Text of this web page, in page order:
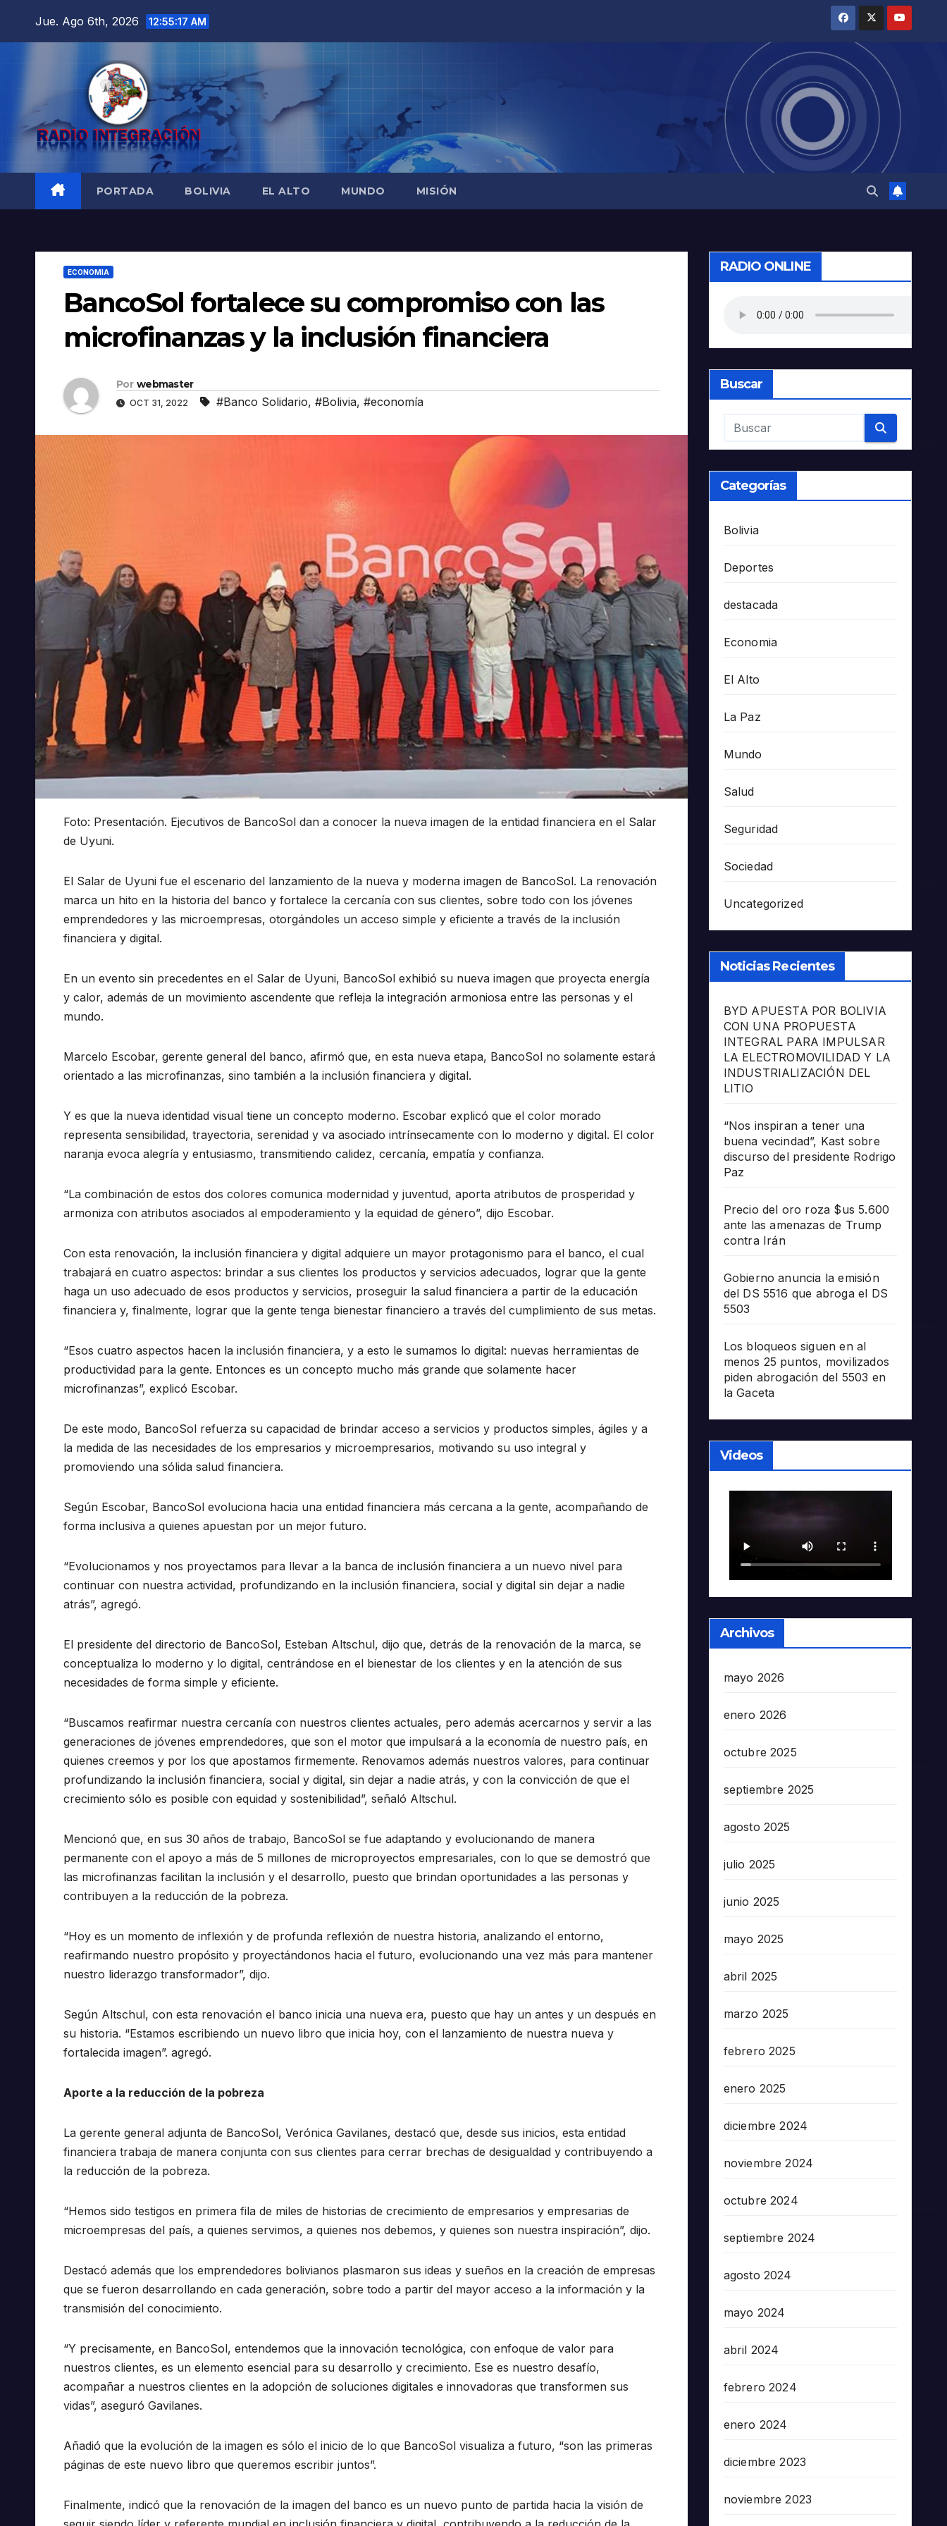
Jue. Ago 6th, 2026 12:55:18 AM
PORTADA BOLIVIA EL ALTO MUNDO MISIÓN
ECONOMIA
BancoSol fortalece su compromiso con las
microfinanzas y la inclusión financiera
Por webmaster
OCT 31, 2022 #Banco Solidario, #Bolivia, #economía
Foto: Presentación. Ejecutivos de BancoSol dan a conocer la nueva imagen de la entidad financiera en el Salar
de Uyuni.
El Salar de Uyuni fue el escenario del lanzamiento de la nueva y moderna imagen de BancoSol. La renovación
marca un hito en la historia del banco y fortalece la cercanía con sus clientes, sobre todo con los jóvenes
emprendedores y las microempresas, otorgándoles un acceso simple y eficiente a través de la inclusión
financiera y digital.
En un evento sin precedentes en el Salar de Uyuni, BancoSol exhibió su nueva imagen que proyecta energía
y calor, además de un movimiento ascendente que refleja la integración armoniosa entre las personas y el
mundo.
Marcelo Escobar, gerente general del banco, afirmó que, en esta nueva etapa, BancoSol no solamente estará
orientado a las microfinanzas, sino también a la inclusión financiera y digital.
Y es que la nueva identidad visual tiene un concepto moderno. Escobar explicó que el color morado
representa sensibilidad, trayectoria, serenidad y va asociado intrínsecamente con lo moderno y digital. El color
naranja evoca alegría y entusiasmo, transmitiendo calidez, cercanía, empatía y confianza.
“La combinación de estos dos colores comunica modernidad y juventud, aporta atributos de prosperidad y
armoniza con atributos asociados al empoderamiento y la equidad de género”, dijo Escobar.
Con esta renovación, la inclusión financiera y digital adquiere un mayor protagonismo para el banco, el cual
trabajará en cuatro aspectos: brindar a sus clientes los productos y servicios adecuados, lograr que la gente
haga un uso adecuado de esos productos y servicios, proseguir la salud financiera a partir de la educación
financiera y, finalmente, lograr que la gente tenga bienestar financiero a través del cumplimiento de sus metas.
“Esos cuatro aspectos hacen la inclusión financiera, y a esto le sumamos lo digital: nuevas herramientas de
productividad para la gente. Entonces es un concepto mucho más grande que solamente hacer
microfinanzas”, explicó Escobar.
De este modo, BancoSol refuerza su capacidad de brindar acceso a servicios y productos simples, ágiles y a
la medida de las necesidades de los empresarios y microempresarios, motivando su uso integral y
promoviendo una sólida salud financiera.
Según Escobar, BancoSol evoluciona hacia una entidad financiera más cercana a la gente, acompañando de
forma inclusiva a quienes apuestan por un mejor futuro.
“Evolucionamos y nos proyectamos para llevar a la banca de inclusión financiera a un nuevo nivel para
continuar con nuestra actividad, profundizando en la inclusión financiera, social y digital sin dejar a nadie
atrás”, agregó.
El presidente del directorio de BancoSol, Esteban Altschul, dijo que, detrás de la renovación de la marca, se
conceptualiza lo moderno y lo digital, centrándose en el bienestar de los clientes y en la atención de sus
necesidades de forma simple y eficiente.
“Buscamos reafirmar nuestra cercanía con nuestros clientes actuales, pero además acercarnos y servir a las
generaciones de jóvenes emprendedores, que son el motor que impulsará a la economía de nuestro país, en
quienes creemos y por los que apostamos firmemente. Renovamos además nuestros valores, para continuar
profundizando la inclusión financiera, social y digital, sin dejar a nadie atrás, y con la convicción de que el
crecimiento sólo es posible con equidad y sostenibilidad”, señaló Altschul.
Mencionó que, en sus 30 años de trabajo, BancoSol se fue adaptando y evolucionando de manera
permanente con el apoyo a más de 5 millones de microproyectos empresariales, con lo que se demostró que
las microfinanzas facilitan la inclusión y el desarrollo, puesto que brindan oportunidades a las personas y
contribuyen a la reducción de la pobreza.
“Hoy es un momento de inflexión y de profunda reflexión de nuestra historia, analizando el entorno,
reafirmando nuestro propósito y proyectándonos hacia el futuro, evolucionando una vez más para mantener
nuestro liderazgo transformador”, dijo.
Según Altschul, con esta renovación el banco inicia una nueva era, puesto que hay un antes y un después en
su historia. “Estamos escribiendo un nuevo libro que inicia hoy, con el lanzamiento de nuestra nueva y
fortalecida imagen”. agregó.
Aporte a la reducción de la pobreza
La gerente general adjunta de BancoSol, Verónica Gavilanes, destacó que, desde sus inicios, esta entidad
financiera trabaja de manera conjunta con sus clientes para cerrar brechas de desigualdad y contribuyendo a
la reducción de la pobreza.
“Hemos sido testigos en primera fila de miles de historias de crecimiento de empresarios y empresarias de
microempresas del país, a quienes servimos, a quienes nos debemos, y quienes son nuestra inspiración”, dijo.
Destacó además que los emprendedores bolivianos plasmaron sus ideas y sueños en la creación de empresas
que se fueron desarrollando en cada generación, sobre todo a partir del mayor acceso a la información y la
transmisión del conocimiento.
“Y precisamente, en BancoSol, entendemos que la innovación tecnológica, con enfoque de valor para
nuestros clientes, es un elemento esencial para su desarrollo y crecimiento. Ese es nuestro desafío,
acompañar a nuestros clientes en la adopción de soluciones digitales e innovadoras que transformen sus
vidas”, aseguró Gavilanes.
Añadió que la evolución de la imagen es sólo el inicio de lo que BancoSol visualiza a futuro, “son las primeras
páginas de este nuevo libro que queremos escribir juntos”.
Finalmente, indicó que la renovación de la imagen del banco es un nuevo punto de partida hacia la visión de
RADIO ONLINE
Buscar
Categorías
Bolivia
Deportes
destacada
Economia
El Alto
La Paz
Mundo
Salud
Seguridad
Sociedad
Uncategorized
Noticias Recientes
BYD APUESTA POR BOLIVIA
CON UNA PROPUESTA
INTEGRAL PARA IMPULSAR
LA ELECTROMOVILIDAD Y LA
INDUSTRIALIZACIÓN DEL
LITIO
“Nos inspiran a tener una
buena vecindad”, Kast sobre
discurso del presidente Rodrigo
Paz
Precio del oro roza $us 5.600
ante las amenazas de Trump
contra Irán
Gobierno anuncia la emisión
del DS 5516 que abroga el DS
5503
Los bloqueos siguen en al
menos 25 puntos, movilizados
piden abrogación del 5503 en
la Gaceta
Videos
Archivos
mayo 2026
enero 2026
octubre 2025
septiembre 2025
agosto 2025
julio 2025
junio 2025
mayo 2025
abril 2025
marzo 2025
febrero 2025
enero 2025
diciembre 2024
noviembre 2024
octubre 2024
septiembre 2024
agosto 2024
mayo 2024
abril 2024
febrero 2024
enero 2024
diciembre 2023
noviembre 2023